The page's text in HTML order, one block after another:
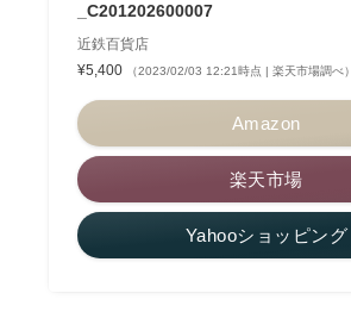
_C201202600007
近鉄百貨店
¥5,400
（2023/02/03 12:21時点 | 楽天市場調べ）
Amazon
楽天市場
Yahooショッピング